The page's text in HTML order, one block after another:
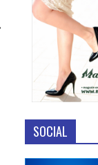
SOCIAL